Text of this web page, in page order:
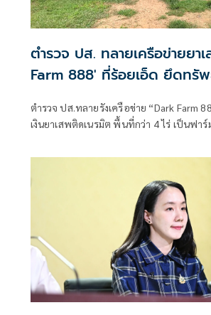
ตำรวจ ปส. ทลายเครือข่ายย
Farm 888' ที่ร้อยเอ็ด ยึดทรั
ตำรวจ ปส.ทลายรังเครือข่าย “Dark Farm
เงินยาเสพติดเนรมิต พื้นที่กว่า 4 ไร่ เป็นฟา